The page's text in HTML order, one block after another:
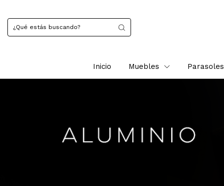
Inicio Muebles Parasoles